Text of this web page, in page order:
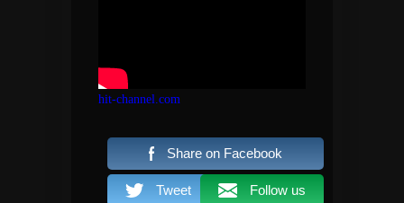
hit-channel.com
Share on Facebook
Tweet Follow us